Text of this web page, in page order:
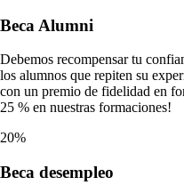
BecaAlumni
Debemos recompensar tu
los alumnos que repiten su
con un premio de fidelidad en
25 % en nuestras formaciones!
20%
Beca desempleo